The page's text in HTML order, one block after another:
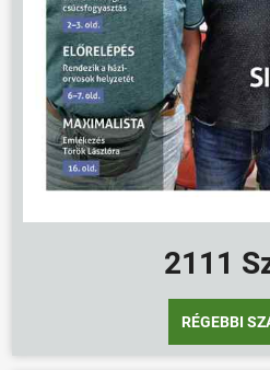
2111
RÉGEBBI